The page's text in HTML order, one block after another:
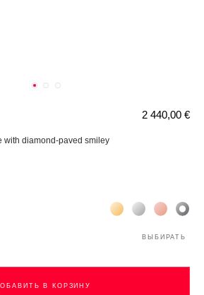
with diamond-paved smiley
2 440,00 €
Жёлтое золото 18К
Белое золото
Розовое
ВЫБИРАТЬ
В КОРЗИНУ
В КОРЗИНУ